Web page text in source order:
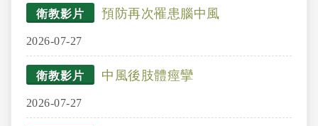
衛教影片 預防再次罹患腦中風
2026-07-27
衛教影片 中風後肢體痙攣
2026-07-27